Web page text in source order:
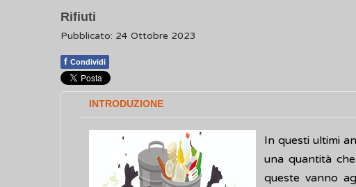
Rifiuti
Pubblicato: 24 Ottobre 2023
f Condividi
INTRODUZIONE
In questi ultimi
una quantità
queste vanno